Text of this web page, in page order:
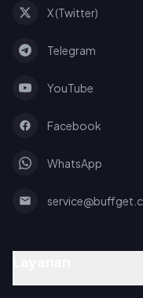
X (Twitter)
Telegram
YouTube
Facebook
WhatsApp